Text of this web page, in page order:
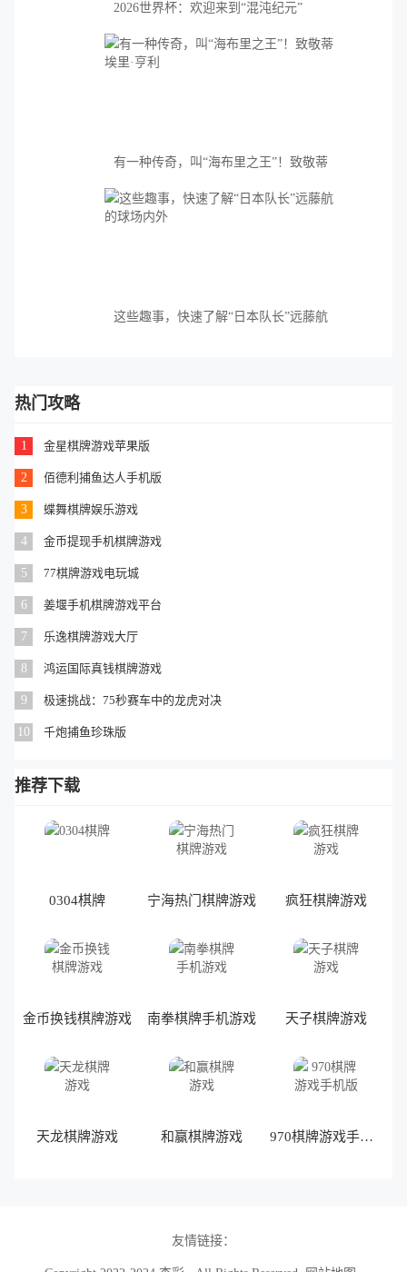
2026世界杯：欢迎来到“混沌纪元”
有一种传奇，叫“海布里之王”！致敬蒂
这些趣事，快速了解“日本队长”远藤航
热门攻略
1 金星棋牌游戏苹果版
2 佰德利捕鱼达人手机版
3 蝶舞棋牌娱乐游戏
4 金币提现手机棋牌游戏
5 77棋牌游戏电玩城
6 姜堰手机棋牌游戏平台
7 乐逸棋牌游戏大厅
8 鸿运国际真钱棋牌游戏
9 极速挑战：75秒赛车中的龙虎对决
10 千炮捕鱼珍珠版
推荐下载
0304棋牌 宁海热门棋牌游戏 疯狂棋牌游戏
金币换钱棋牌游戏 南拳棋牌手机游戏 天子棋牌游戏
天龙棋牌游戏 和赢棋牌游戏 970棋牌游戏手机版
友情链接：